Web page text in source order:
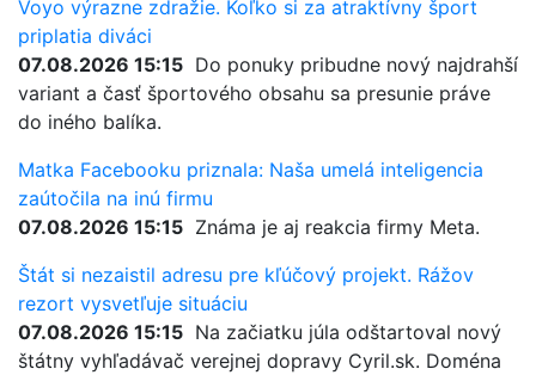
Voyo výrazne zdražie. Koľko si za atraktívny šport
priplatia diváci
07.08.2026 15:15 Do ponuky pribudne nový najdrahší
variant a časť športového obsahu sa presunie práve
do iného balíka.
Matka Facebooku priznala: Naša umelá inteligencia
zaútočila na inú firmu
07.08.2026 15:15 Známa je aj reakcia firmy Meta.
Štát si nezaistil adresu pre kľúčový projekt. Rážov
rezort vysvetľuje situáciu
07.08.2026 15:15 Na začiatku júla odštartoval nový
štátny vyhľadávač verejnej dopravy Cyril.sk. Doména